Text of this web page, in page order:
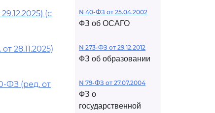
(с
28.11.2025)
ФЗ (ред. от
N 40-ФЗ от 25.04.2002
ФЗ об ОСАГО
N 273-ФЗ от 29.12.2012
ФЗ об образовании
N 79-ФЗ от 27.07.2004
ФЗ о
государственной